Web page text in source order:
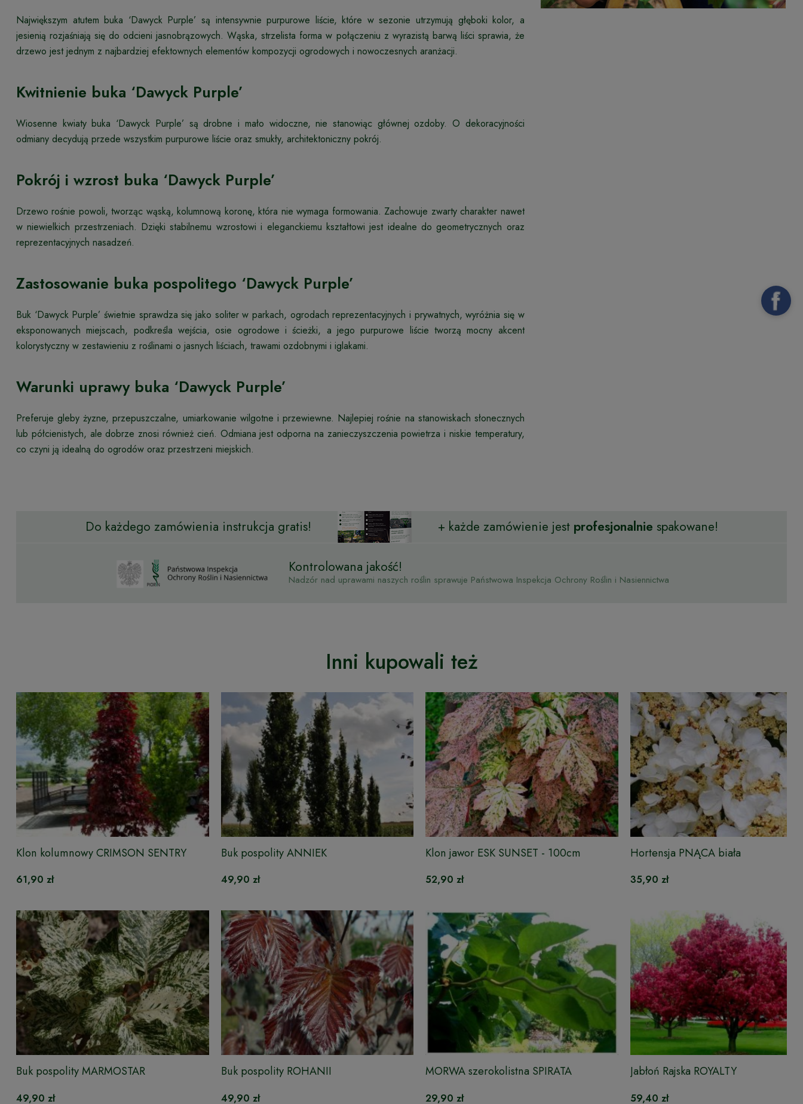
Największym atutem buka ‘Dawyck Purple’ są intensywnie purpurowe liście, które w sezonie utrzymują głęboki kolor, a
jesienią rozjaśniają się do odcieni jasnobrązowych. Wąska, strzelista forma w połączeniu z wyrazistą barwą liści sprawia, że
drzewo jest jednym z najbardziej efektownych elementów kompozycji ogrodowych i nowoczesnych aranżacji.
Kwitnienie buka ‘Dawyck Purple’
Wiosenne kwiaty buka ‘Dawyck Purple’ są drobne i mało widoczne, nie stanowiąc głównej ozdoby. O dekoracyjności
odmiany decydują przede wszystkim purpurowe liście oraz smukły, architektoniczny pokrój.
Pokrój i wzrost buka ‘Dawyck Purple’
Drzewo rośnie powoli, tworząc wąską, kolumnową koronę, która nie wymaga formowania. Zachowuje zwarty charakter nawet
w niewielkich przestrzeniach. Dzięki stabilnemu wzrostowi i eleganckiemu kształtowi jest idealne do geometrycznych oraz
reprezentacyjnych nasadzeń.
Zastosowanie buka pospolitego ‘Dawyck Purple’
Buk ‘Dawyck Purple’ świetnie sprawdza się jako soliter w parkach, ogrodach reprezentacyjnych i prywatnych, wyróżnia się w
eksponowanych miejscach, podkreśla wejścia, osie ogrodowe i ścieżki, a jego purpurowe liście tworzą mocny akcent
kolorystyczny w zestawieniu z roślinami o jasnych liściach, trawami ozdobnymi i iglakami.
Warunki uprawy buka ‘Dawyck Purple’
Preferuje gleby żyzne, przepuszczalne, umiarkowanie wilgotne i przewiewne. Najlepiej rośnie na stanowiskach słonecznych
lub półcienistych, ale dobrze znosi również cień. Odmiana jest odporna na zanieczyszczenia powietrza i niskie temperatury,
co czyni ją idealną do ogrodów oraz przestrzeni miejskich.
Do każdego zamówienia instrukcja gratis! + każde zamówienie jest profesjonalnie spakowane!
Kontrolowana jakość!
Nadzór nad uprawami naszych roślin sprawuje Państwowa Inspekcja Ochrony Roślin i Nasiennictwa
Inni kupowali też
Klon kolumnowy CRIMSON SENTRY
61,90 zł
Buk pospolity ANNIEK
49,90 zł
Klon jawor ESK SUNSET - 100cm
52,90 zł
Hortensja PNĄCA biała
35,90 zł
Buk pospolity MARMOSTAR
49,90 zł
Buk pospolity ROHANII
49,90 zł
MORWA szerokolistna SPIRATA
29,90 zł
Jabłoń Rajska ROYALTY
59,40 zł